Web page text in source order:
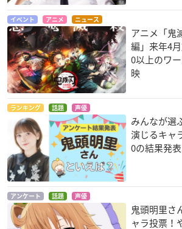
イベント アニメ ニュース
アニメ「鬼
編」来年4
0以上のワ
映
ランキング 話題 声優
みんなが選
演じるキャ
0の結果発表
アンケート 話題 声優
鬼頭明里さ
ャラ投票！